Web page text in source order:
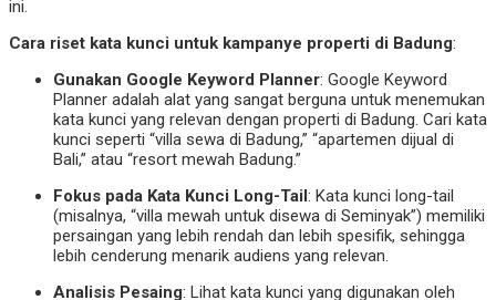
ini.
Cara riset kata kunci untuk kampanye properti di Badung:
Gunakan Google Keyword Planner: Google Keyword
Planner adalah alat yang sangat berguna untuk menemukan
kata kunci yang relevan dengan properti di Badung. Cari kata
kunci seperti “villa sewa di Badung,” “apartemen dijual di
Bali,” atau “resort mewah Badung.”
Fokus pada Kata Kunci Long-Tail: Kata kunci long-tail
(misalnya, “villa mewah untuk disewa di Seminyak”) memiliki
persaingan yang lebih rendah dan lebih spesifik, sehingga
lebih cenderung menarik audiens yang relevan.
Analisis Pesaing: Lihat kata kunci yang digunakan oleh